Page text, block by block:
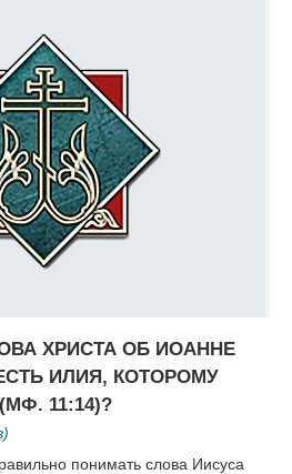
ХРИСТА ОБ ИОАННЕ
ИЛИЯ, КОТОРОМУ
11:14)?
понимать слова Иисуса